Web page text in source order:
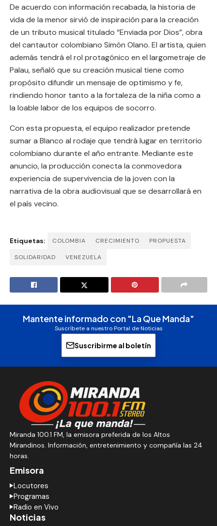
De acuerdo con información recabada, la historia de
vida de la menor sirvió de inspiración para la creación
de un tributo musical titulado “Enviada por Dios”, obra
del cantautor colombiano Simón Olano. El artista, quien
además tendrá el rol protagónico en el largometraje de
Palau, señaló que su creación musical tiene como
propósito difundir un mensaje de optimismo y fe,
rindiendo honor tanto a la fortaleza de la niña como a
la loable labor de los equipos de socorro.
Con esta propuesta, el equipo realizador pretende
sumar a Blanco al rodaje que tendrá lugar en territorio
colombiano durante el año entrante. Mediante este
anuncio, la producción conecta la conmovedora
experiencia de supervivencia de la joven con la
narrativa de la obra audiovisual que se desarrollará en
el país vecino.
Etiquetas: COLOMBIA CRECIMIENTO PROPUESTA
SOLIDARIDAD VENEZUELA
Mantente informado con "La Que Manda"
Suscríbete a nuestro Portal de Noticias
Suscribirme al boletín
Miranda 100.1 FM, la emisora preferida de los Altos
Mirandinos. Información, entretenimiento y compañía las 24
horas.
Emisora
Locutores
Programas
Radio en Vivo
Noticias